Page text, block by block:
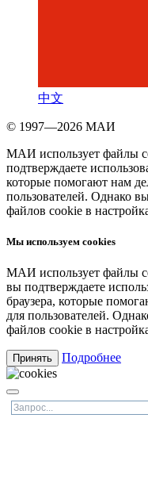
中文
© 1997—2026 МАИ
МАИ использует файлы
подтверждаете
которые помогают нам
пользователей. Однако
файлов cookie в
Мы используем cookies
МАИ использует файлы
вы подтверждаете
браузера, которые
для пользователей.
файлов cookie в
Принять Подробнее